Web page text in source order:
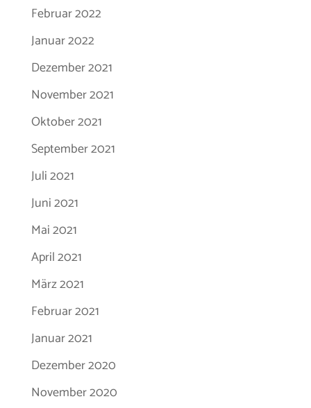
Februar 2022
Januar 2022
Dezember 2021
November 2021
Oktober 2021
September 2021
Juli 2021
Juni 2021
Mai 2021
April 2021
März 2021
Februar 2021
Januar 2021
Dezember 2020
November 2020